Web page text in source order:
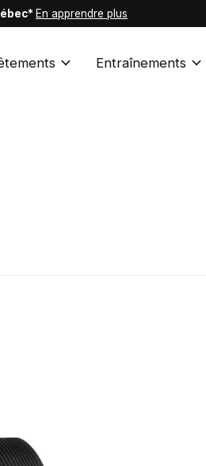
En apprendre plus
Entraînements